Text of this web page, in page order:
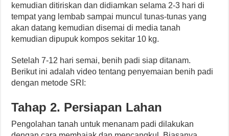
kemudian ditiriskan dan didiamkan selama 2-3 hari di
tempat yang lembab sampai muncul tunas-tunas yang
akan datang kemudian disemai di media tanah
kemudian dipupuk kompos sekitar 10 kg.
Setelah 7-12 hari semai, benih padi siap ditanam.
Berikut ini adalah video tentang penyemaian benih padi
dengan metode SRI:
Tahap 2. Persiapan Lahan
Pengolahan tanah untuk menanam padi dilakukan